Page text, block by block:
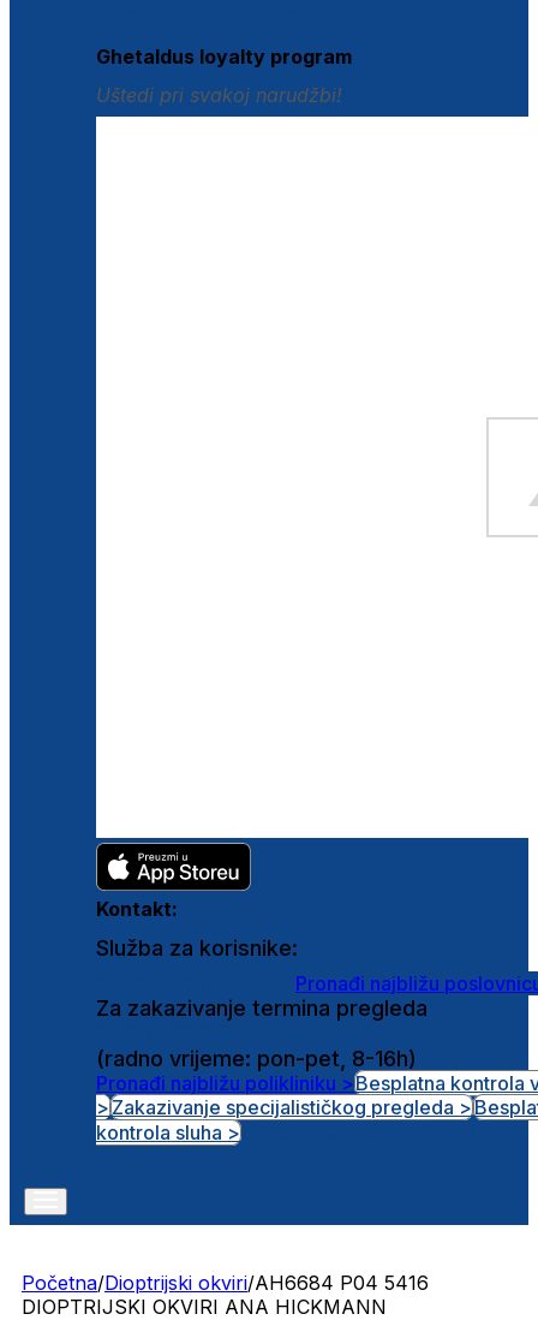
Ghetaldus loyalty program
Uštedi pri svakoj narudžbi!
Kontakt:
Služba za korisnike:
Pronađi najbližu
Za zakazivanje termina pregleda
(radno vrijeme: pon-pet, 8-16h)
Pronađi najbližu polikliniku >Besplatna kontrola
>Zakazivanje specijalističkog pregleda >
kontrola sluha >
Početna/Dioptrijski okviri/AH6684 P04 5416
DIOPTRIJSKI OKVIRI ANA HICKMANN